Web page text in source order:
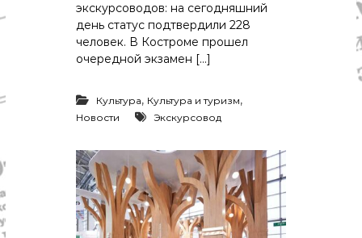
экскурсоводов: на сегодняшний
день статус подтвердили 228
человек. В Костроме прошел
очередной экзамен […]
Культура, Культура и туризм,
Новости Экскурсовод